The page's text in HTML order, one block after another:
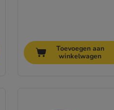
Toevoegen aan
winkelwagen